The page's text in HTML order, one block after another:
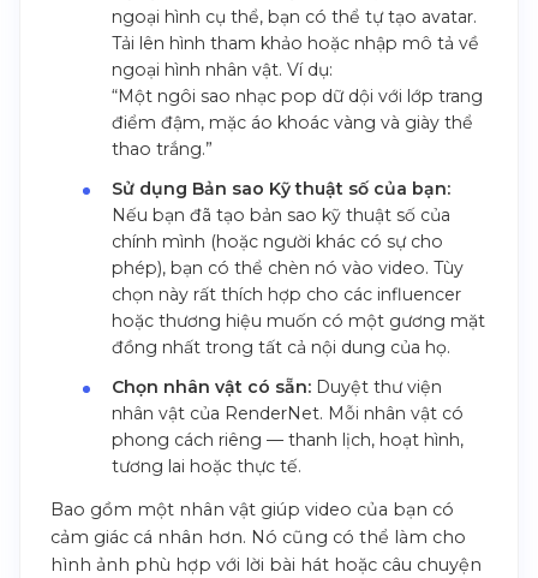
ngoại hình cụ thể, bạn có thể tự tạo avatar.
Tải lên hình tham khảo hoặc nhập mô tả về
ngoại hình nhân vật. Ví dụ:
“Một ngôi sao nhạc pop dữ dội với lớp trang
điểm đậm, mặc áo khoác vàng và giày thể
thao trắng.”
Sử dụng Bản sao Kỹ thuật số của bạn:
Nếu bạn đã tạo bản sao kỹ thuật số của
chính mình (hoặc người khác có sự cho
phép), bạn có thể chèn nó vào video. Tùy
chọn này rất thích hợp cho các influencer
hoặc thương hiệu muốn có một gương mặt
đồng nhất trong tất cả nội dung của họ.
Chọn nhân vật có sẵn: Duyệt thư viện
nhân vật của RenderNet. Mỗi nhân vật có
phong cách riêng — thanh lịch, hoạt hình,
tương lai hoặc thực tế.
Bao gồm một nhân vật giúp video của bạn có
cảm giác cá nhân hơn. Nó cũng có thể làm cho
hình ảnh phù hợp với lời bài hát hoặc câu chuyện